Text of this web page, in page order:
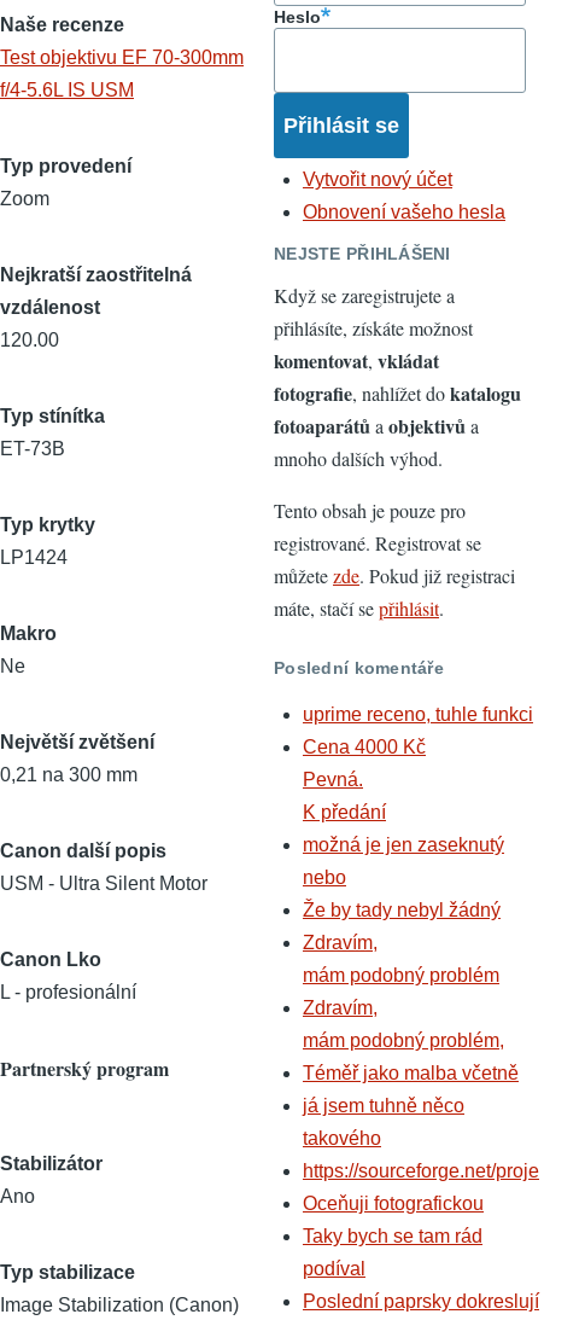
Naše recenze
Test objektivu EF 70-300mm
f/4-5.6L IS USM
Typ provedení
Zoom
Nejkratší zaostřitelná
vzdálenost
120.00
Typ stínítka
ET-73B
Typ krytky
LP1424
Makro
Ne
Největší zvětšení
0,21 na 300 mm
Canon další popis
USM - Ultra Silent Motor
Canon Lko
L - profesionální
Partnerský program
Stabilizátor
Ano
Typ stabilizace
Image Stabilization (Canon)
Heslo
Vytvořit nový účet
Obnovení vašeho hesla
NEJSTE PŘIHLÁŠENI
Když se zaregistrujete a
přihlásíte, získáte možnost
komentovat, vkládat
fotografie, nahlížet dokatalogu
fotoaparátůa objektivůa
mnoho dalších výhod.
Tento obsah je pouze pro
registrované. Registrovat se
můžetezde. Pokud již registraci
máte, stačí sepřihlásit.
Poslední komentáře
uprime receno, tuhle funkci
Cena 4000 Kč
Pevná.
K předání
možná je jen zaseknutý
nebo
Že by tady nebyl žádný
Zdravím,
mám podobný problém
Zdravím,
mám podobný problém,
Téměř jako malba včetně
já jsem tuhně něco
takového
https://sourceforge.net/proje
Oceňuji fotografickou
Taky bych se tam rád
podíval
Poslední paprsky dokreslují